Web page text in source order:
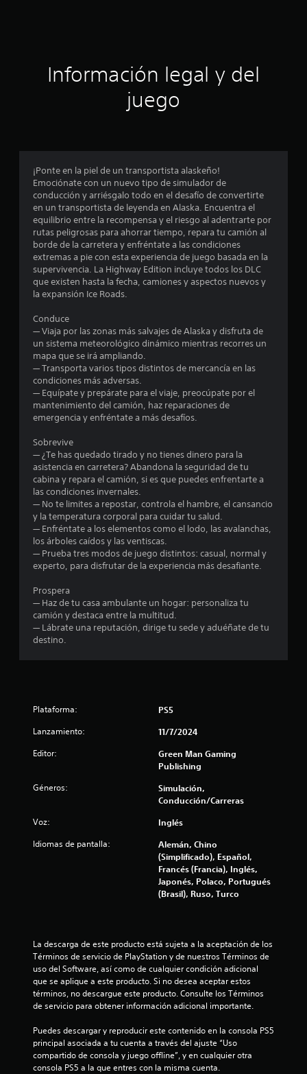
i
o
s
t
r
e
l
s
5
0
0
c
i
f
e
s
Información legal y del
juego
¡Ponte en la piel de un transportista alaskeño!
Emociónate con un nuevo tipo de simulador de
conducción y arriésgalo todo en el desafío de convertirte
en un transportista de leyenda en Alaska. Encuentra el
equilibrio entre la recompensa y el riesgo al adentrarte por
rutas peligrosas para ahorrar tiempo, repara tu camión al
borde de la carretera y enfréntate a las condiciones
extremas a pie con esta experiencia de juego basada en la
supervivencia. La Highway Edition incluye todos los DLC
que existen hasta la fecha, camiones y aspectos nuevos y
la expansión Ice Roads.
Conduce
— Viaja por las zonas más salvajes de Alaska y disfruta de
un sistema meteorológico dinámico mientras recorres un
mapa que se irá ampliando.
— Transporta varios tipos distintos de mercancía en las
condiciones más adversas.
— Equípate y prepárate para el viaje, preocúpate por el
mantenimiento del camión, haz reparaciones de
emergencia y enfréntate a más desafíos.
Sobrevive
— ¿Te has quedado tirado y no tienes dinero para la
asistencia en carretera? Abandona la seguridad de tu
cabina y repara el camión, si es que puedes enfrentarte a
las condiciones invernales.
— No te limites a repostar, controla el hambre, el cansancio
y la temperatura corporal para cuidar tu salud.
— Enfréntate a los elementos como el lodo, las avalanchas,
los árboles caídos y las ventiscas.
— Prueba tres modos de juego distintos: casual, normal y
experto, para disfrutar de la experiencia más desafiante.
Prospera
— Haz de tu casa ambulante un hogar: personaliza tu
camión y destaca entre la multitud.
— Lábrate una reputación, dirige tu sede y aduéñate de tu
destino.
Plataforma: PS5
Lanzamiento: 11/7/2024
Editor:
Green Man Gaming
Publishing
Géneros:
Simulación,
Conducción/Carreras
Voz: Inglés
Idiomas de pantalla:
Alemán, Chino
(Simplificado), Español,
Francés (Francia), Inglés,
Japonés, Polaco, Portugués
(Brasil), Ruso, Turco
La descarga de este producto está sujeta a la aceptación de los
Términos de servicio de PlayStation y de nuestros Términos de
uso del Software, así como de cualquier condición adicional
que se aplique a este producto. Si no desea aceptar estos
términos, no descargue este producto. Consulte los Términos
de servicio para obtener información adicional importante.
Puedes descargar y reproducir este contenido en la consola PS5
principal asociada a tu cuenta a través del ajuste “Uso
compartido de consola y juego offline”, y en cualquier otra
consola PS5 a la que entres con la misma cuenta.